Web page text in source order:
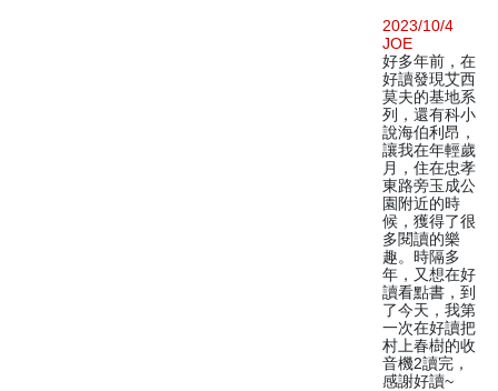
2023/10/4
JOE
好多年前，在
好讀發現艾西
莫夫的基地系
列，還有科小
說海伯利昂，
讓我在年輕歲
月，住在忠孝
東路旁玉成公
園附近的時
候，獲得了很
多閱讀的樂
趣。時隔多
年，又想在好
讀看點書，到
了今天，我第
一次在好讀把
村上春樹的收
音機2讀完，
感謝好讀~